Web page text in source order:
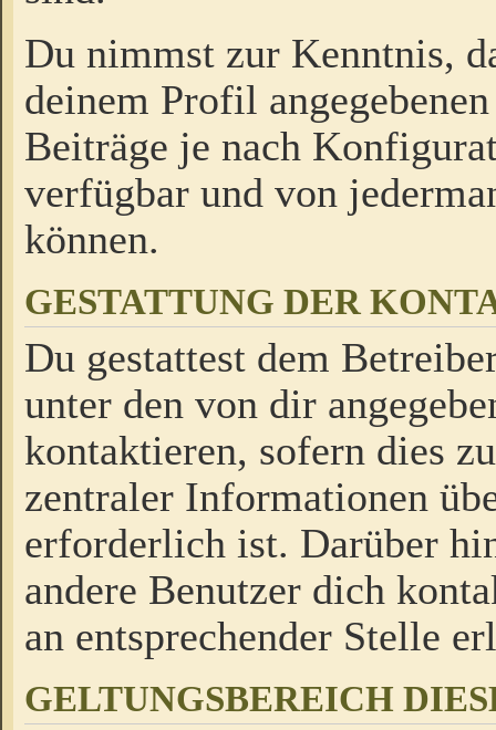
Du nimmst zur Kenntnis,
deinem Profil
Beiträge je nach
verfügbar und von
können.
GESTATTUNG DER
Du gestattest dem
unter den von dir
kontaktieren, sofern dies
zentraler Informationen
erforderlich ist. Darüber
andere Benutzer dich
an entsprechender Stelle
GELTUNGSBEREICH